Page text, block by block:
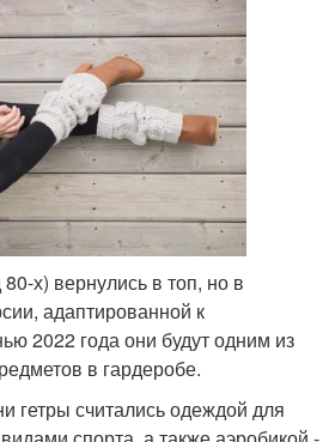
х) вернулись в топ, но в
адаптированной к
2022 года они будут одним из
в гардеробе.
гетры считались одеждой для